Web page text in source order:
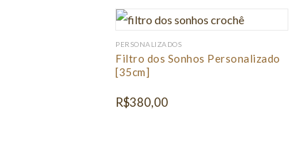
PERSONALIZADOS
Filtro dos Sonhos Personalizado
[35cm]
R$380,00